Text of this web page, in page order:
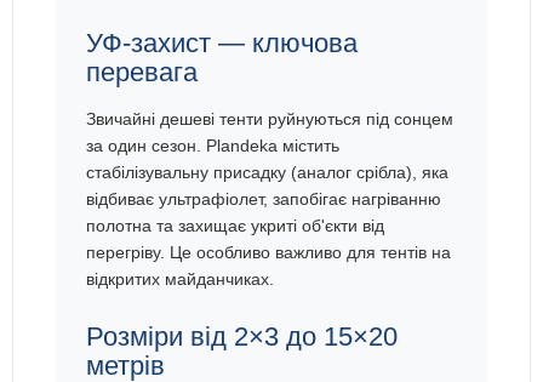
УФ-захист — ключова
перевага
Звичайні дешеві тенти руйнуються під сонцем
за один сезон. Plandeka містить
стабілізувальну присадку (аналог срібла), яка
відбиває ультрафіолет, запобігає нагріванню
полотна та захищає укриті об'єкти від
перегріву. Це особливо важливо для тентів на
відкритих майданчиках.
Розміри від 2×3 до 15×20
метрів